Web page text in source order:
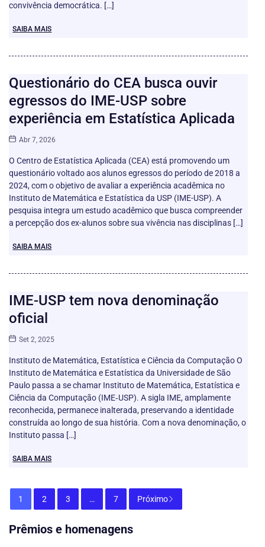
convivência democrática. […]
SAIBA MAIS
Questionário do CEA busca ouvir
egressos do IME-USP sobre
experiência em Estatística Aplicada
Abr 7, 2026
O Centro de Estatística Aplicada (CEA) está promovendo um
questionário voltado aos alunos egressos do período de 2018 a
2024, com o objetivo de avaliar a experiência acadêmica no
Instituto de Matemática e Estatística da USP (IME-USP). A
pesquisa integra um estudo acadêmico que busca compreender
a percepção dos ex-alunos sobre sua vivência nas disciplinas […]
SAIBA MAIS
IME-USP tem nova denominação
oficial
Set 2, 2025
Instituto de Matemática, Estatística e Ciência da Computação O
Instituto de Matemática e Estatística da Universidade de São
Paulo passa a se chamar Instituto de Matemática, Estatística e
Ciência da Computação (IME‑USP). A sigla IME, amplamente
reconhecida, permanece inalterada, preservando a identidade
construída ao longo de sua história. Com a nova denominação, o
Instituto passa […]
SAIBA MAIS
1 2 3 … 7 Próximo
Prêmios e homenagens